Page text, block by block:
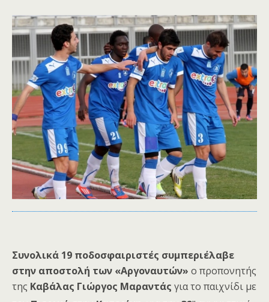
Συνολικά 19 ποδοσφαιριστές συμπεριέλαβε
στην αποστολή των «Αργοναυτών» ο προπονητής
της Καβάλας Γιώργος Μαραντάς για το παιχνίδι με